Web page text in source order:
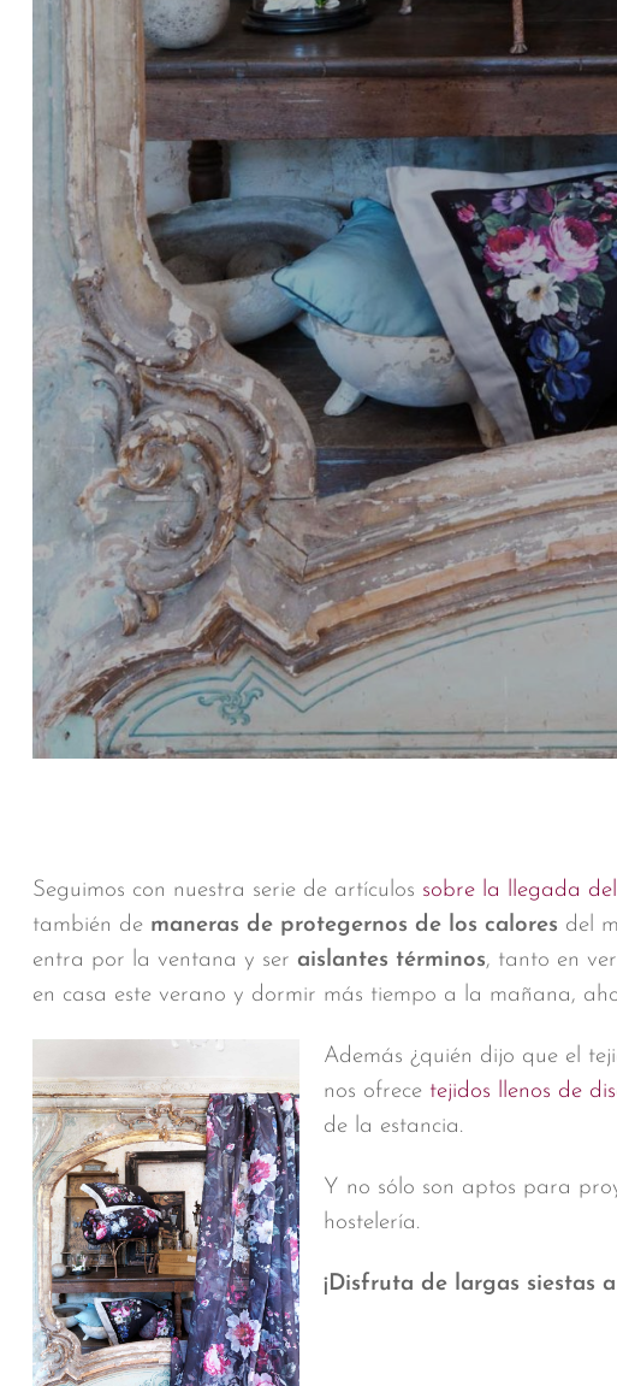
Seguimos con nuestra serie de artículos sobre la llegada
también de maneras de protegernos de los calores del
entra por la ventana y ser aislantes términos, tanto en
en casa este verano y dormir más tiempo a la mañana,
Además ¿quién dijo que el
nos ofrece tejidos llenos de
de la estancia.
Y no sólo son aptos para
hostelería.
¡Disfruta de largas siestas